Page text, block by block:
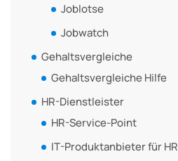
Joblotse
Jobwatch
Gehaltsvergleiche
Gehaltsvergleiche Hilfe
HR-Dienstleister
HR-Service-Point
IT-Produktanbieter für HR